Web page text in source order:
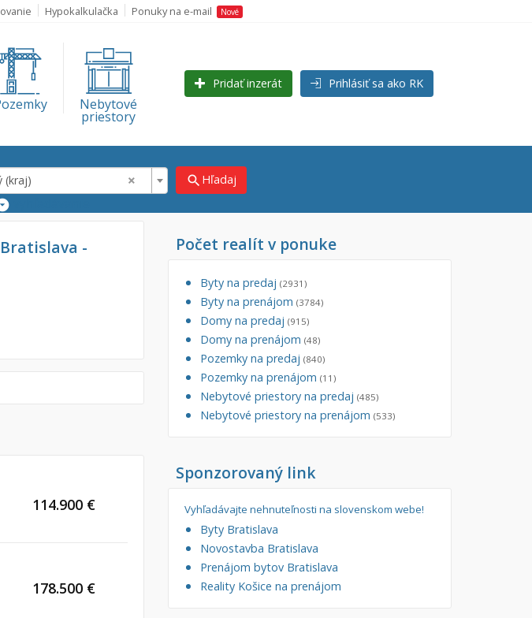
Hypokalkulačka Ponuky na e-mail Nové
Nebytové
priestory
Pridať inzerát Prihlásiť sa ako RK
×
(kraj) search Hľadaj
Nebytové priestory
Administratívne, obchodné
Garáž, garážové státie
Filtre
Súkromná inzercia
Ponuka RK
Novostavba
Zasielať na email
-
114.900 €
178.500 €
Počet realít v ponuke
Byty na predaj (2931)
Byty na prenájom (3784)
Domy na predaj (915)
Domy na prenájom (48)
Pozemky na predaj (840)
Pozemky na prenájom (11)
Nebytové priestory na predaj (485)
Nebytové priestory na prenájom (533)
Sponzorovaný link
Vyhľadávajte nehnuteľnosti na slovenskom webe!
Byty Bratislava
Novostavba Bratislava
Prenájom bytov Bratislava
Reality Košice na prenájom